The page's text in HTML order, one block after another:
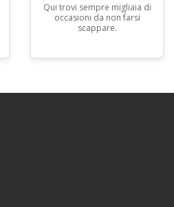
Qui trovi sempre migliaia di
occasioni da non farsi
scappare.